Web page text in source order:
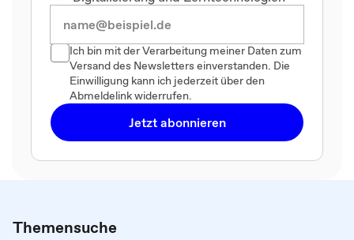
Ich bin mit der Verarbeitung meiner Daten zum
Versand des Newsletters einverstanden. Die
Einwilligung kann ich jederzeit über den
Abmeldelink widerrufen.
Jetzt abonnieren
Themensuche